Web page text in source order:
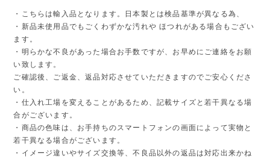
・こちらは輸入品となります。日本製とは検品基準が異なる為、
・新品未使用品でもごくわずかな汚れや ほつれがある場合もござい
ます。
・明らかな不良があった場合お手数ですが、お早めにご連絡をお願
い致します。
ご確認後、ご返金、返品対応させていただきますのでご安心くださ
い。
・仕入れ工場を変えることがあるため、記載サイズと若干異なる場
合がございます。
・商品の色味は、お手持ちのスマートフォンの画面によって実物と
若干異なる場合がございます。
・イメージ違いやサイズ交換等、不良品以外の返品は対応出来かね